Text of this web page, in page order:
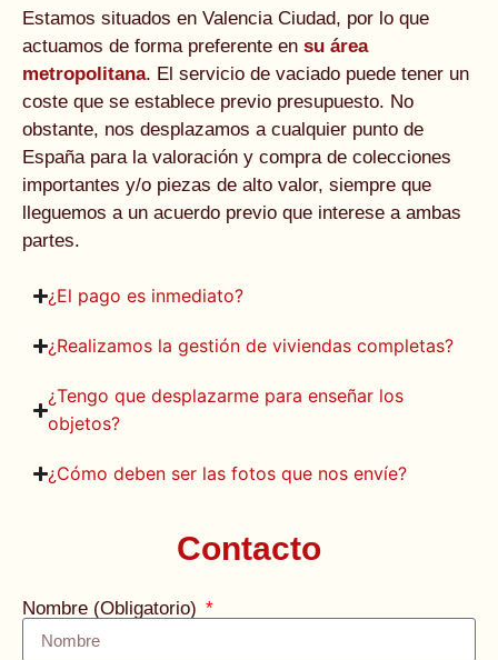
Estamos situados en Valencia Ciudad, por lo que
actuamos de forma preferente en su área
metropolitana. El servicio de vaciado puede tener un
coste que se establece previo presupuesto. No
obstante, nos desplazamos a cualquier punto de
España para la valoración y compra de colecciones
importantes y/o piezas de alto valor, siempre que
lleguemos a un acuerdo previo que interese a ambas
partes.
¿El pago es inmediato?
¿Realizamos la gestión de viviendas completas?
¿Tengo que desplazarme para enseñar los
objetos?
¿Cómo deben ser las fotos que nos envíe?
Contacto
Nombre (Obligatorio)